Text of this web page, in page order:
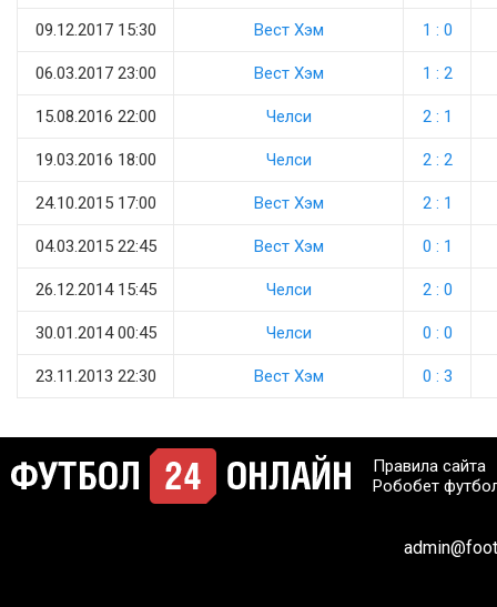
09.12.2017 15:30 Вест Хэм 1 : 0
06.03.2017 23:00 Вест Хэм 1 : 2
15.08.2016 22:00 Челси 2 : 1
19.03.2016 18:00 Челси 2 : 2
24.10.2015 17:00 Вест Хэм 2 : 1
04.03.2015 22:45 Вест Хэм 0 : 1
26.12.2014 15:45 Челси 2 : 0
30.01.2014 00:45 Челси 0 : 0
23.11.2013 22:30 Вест Хэм 0 : 3
Правила сайта
Робобет